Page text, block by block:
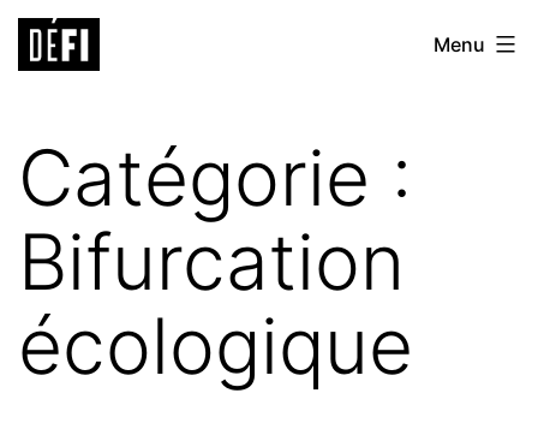
Aller
Défi
Menu
Catégorie :
Bifurcation
écologique